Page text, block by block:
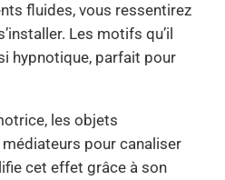
fluides, vous ressentirez
Les motifs qu’il
hypnotique, parfait pour
les objets
pour canaliser
cet effet grâce à son